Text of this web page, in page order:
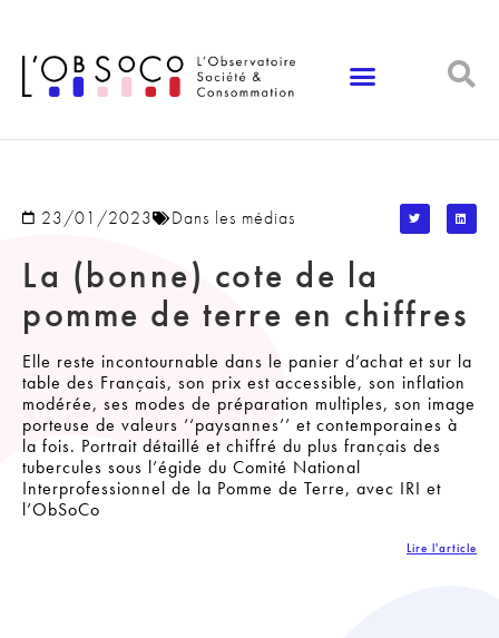
23/01/2023 Dans les médias
La (bonne) cote de la
pomme de terre en chiffres
Elle reste incontournable dans le panier d’achat et sur la
table des Français, son prix est accessible, son inflation
modérée, ses modes de préparation multiples, son image
porteuse de valeurs ‘‘paysannes’’ et contemporaines à
la fois. Portrait détaillé et chiffré du plus français des
tubercules sous l’égide du Comité National
Interprofessionnel de la Pomme de Terre, avec IRI et
l’ObSoCo
Lire l'article